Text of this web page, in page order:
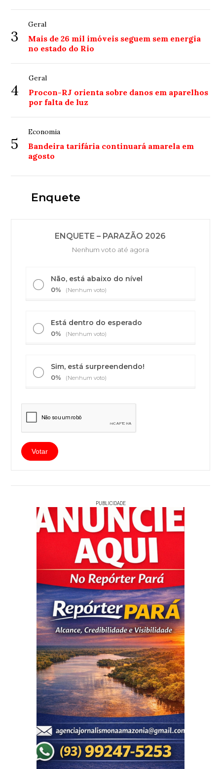
3
Geral
Mais de 26 mil imóveis seguem sem energia
no estado do Rio
4
Geral
Procon-RJ orienta sobre danos em aparelhos
por falta de luz
5
Economia
Bandeira tarifária continuará amarela em
agosto
Enquete
ENQUETE – PARAZÃO 2026
Nenhum voto até agora
Não, está abaixo do nível
0% (Nenhum voto)
Está dentro do esperado
0% (Nenhum voto)
Sim, está surpreendendo!
0% (Nenhum voto)
PUBLICIDADE